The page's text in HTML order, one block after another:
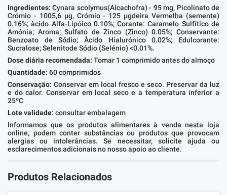
Ingredientes: Cynara scolymus(Alcachofra) - 95 mg, Picolinato de
Crómio - 1005,6 µg, Crómio - 125 µgdeira Vermelha (semente)
0.16%; àcido Alfa-Lipóico 0.10%; Corante: Caramelo Sulfítico de
Amónia; Aroma; Sulfato de Zinco (Zinco) 0.05%; Conservante:
Benzoato de Sódio; Àcido Hialurónico 0.02%; Edulcorante:
Sucralose; Selenitode Sódio (Selénio) <0.01%.
Dose diária recomendada: Tomar 1 comprimido antes do almoço
Quantidade: 60 comprimidos
Conservação: Conservar em local fresco e seco. Preservar da luz
e do calor. Conservar em local seco e a temperatura inferior a
25ºC
Lote validade: consultar embalagem
Informamos que os produtos alimentares à venda nesta loja
online, podem conter substâncias ou produtos que provocam
alergias ou intolerâncias. Se necessitar, solicite ajuda ou
esclarecimentos adicionais no nosso apoio ao cliente.
Produtos Relacionados